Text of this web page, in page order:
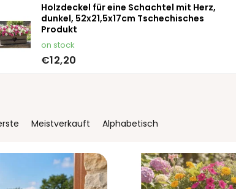
Holzdeckel für eine Schachtel mit Herz,
dunkel, 52x21,5x17cm Tschechisches
Produkt
on stock
€12,20
Meistverkauft Alphabetisch